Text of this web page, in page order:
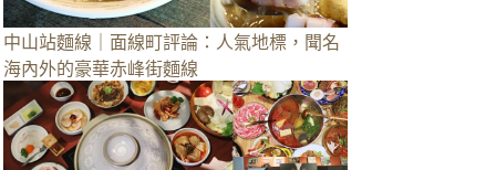
中山站麵線｜面線町評論：人氣地標，聞名
海內外的豪華赤峰街麵線